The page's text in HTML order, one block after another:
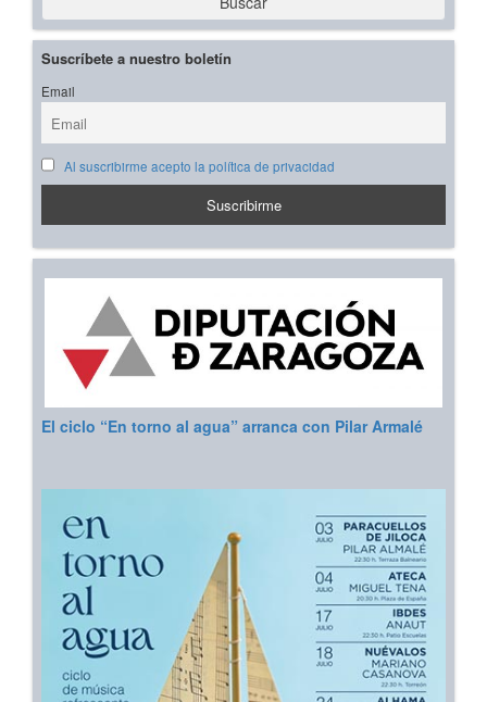
Suscríbete a nuestro boletín
Email
Al suscribirme acepto la política de privacidad
El ciclo “En torno al agua” arranca con Pilar Armalé